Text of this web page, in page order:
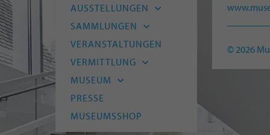
AUSSTELLUNGEN
Aktuell
Vorschau
Archiv
SAMMLUNGEN
Archäologie
Alte Kunst
Moderne
HfG-Archiv
Naturmuseum Ulm
VERANSTALTUNGEN
VERMITTLUNG
Kitas und Schulen
Kinder und Familien
Junge Menschen
Erwachsene
MUSEUM
Leitbild
Team
Freunde
PRESSE
MUSEUMSSHOP
© 2026